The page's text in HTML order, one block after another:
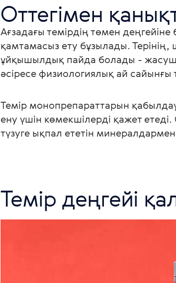
Ағзадағы темірдің төмен
қамтамасыз ету бұзылады.
ұйқышылдық пайда болады -
әсіресе физиологиялық ай
Темір монопрепараттарын қабылдау
ену үшін көмекшілерді қажет
түзуге ықпал ететін
Темір деңгейі